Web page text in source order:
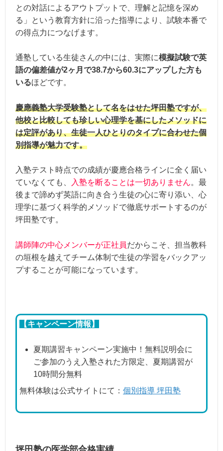
との対話によるアウトプットで、理解と記憶を深め
る」という教育方針に沿った指導により、試験本番で
の得点力につなげます。
通塾している生徒さんの中には、実際に模擬試験で英
語の偏差値が2ヶ月で38.7から60.3にアップした方も
いるほどです。
慶應義塾大学受験塾として名をはせた坪田塾ですが、
他校と比較しても珍しい心理学を基にしたメソッドに
は定評があり、生徒一人ひとりのタイプに合わせた個
別指導が魅力です。
入塾テスト時点での成績が慶應合格ラインに全く届い
ていなくても、
入塾を断ることは一切ありません。最
後まで諦めず英語に向き合う生徒の心に寄り添い、心
理学に基づく科学的メソッドで徹底サポートするのが
坪田塾です。
講師陣の中心メンバーが正社員だからこそ、担当教科
の垣根を越えてチーム体制で生徒の学習をバックアッ
プすることが可能になっています。
【キャンペーン情報】
夏期講習キャンペーン実施中！無料説明会に
ご参加のうえ入塾された方限定、夏期講習が
10時間分無料
無料体験は公式サイトにて： 個別指導 坪田塾